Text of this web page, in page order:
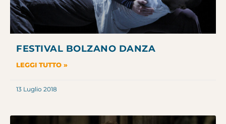
FESTIVAL BOLZANO DANZA
LEGGI TUTTO »
13 Luglio 2018